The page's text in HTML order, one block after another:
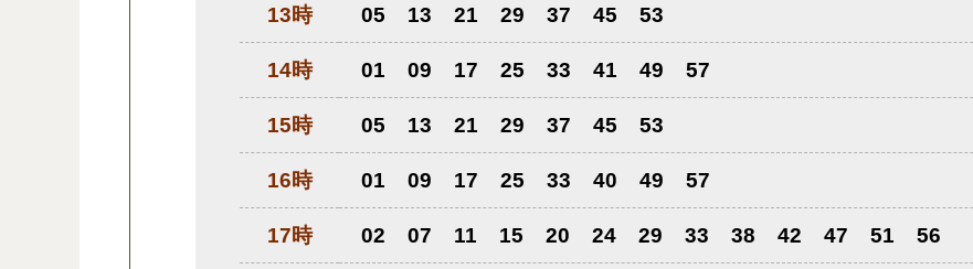
13時 05 13 21 29 37 45 53
14時 01 09 17 25 33 41 49 57
15時 05 13 21 29 37 45 53
16時 01 09 17 25 33 40 49 57
17時 02 07 11 15 20 24 29 33 38 42 47 51 56